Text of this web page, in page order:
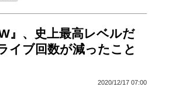
』、史上最高レベルだ
ブ回数が減ったこと
2020/12/17 07:00